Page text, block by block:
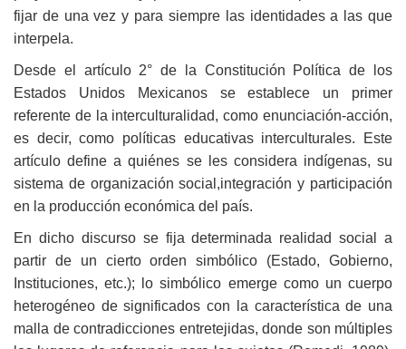
fijar de una vez y para siempre las identidades a las que
interpela.
Desde el artículo 2° de la Constitución Política de los
Estados Unidos Mexicanos se establece un primer
referente de la interculturalidad, como enunciación-acción,
es decir, como políticas educativas interculturales. Este
artículo define a quiénes se les considera indígenas, su
sistema de organización social,integración y participación
en la producción económica del país.
En dicho discurso se fija determinada realidad social a
partir de un cierto orden simbólico (Estado, Gobierno,
Instituciones, etc.); lo simbólico emerge como un cuerpo
heterogéneo de significados con la característica de una
malla de contradicciones entretejidas, donde son múltiples